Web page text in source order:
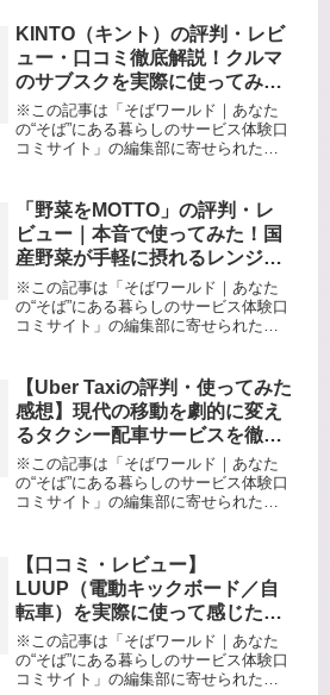
を！建設DXの本命「アンドパッド」を
リアル体験レビュー「伝達ミ...
KINTO（キント）の評判・レビ
ュー・口コミ徹底解説！クルマ
のサブスクを実際に使ってみた
率直な体験記
※この記事は「そばワールド｜あなた
の“そば”にある暮らしのサービス体験口
コミサイト」の編集部に寄せられた各
用意できない」「急な修理費や車検代
が心配で、車の維持費の計算がいつ...
「野菜をMOTTO」の評判・レ
ビュー｜本音で使ってみた！国
産野菜が手軽に摂れるレンジカ
ップスープの徹底口コミ
※この記事は「そばワールド｜あなた
の“そば”にある暮らしのサービス体験口
コミサイト」の編集部に寄せられた各
忙しさの悩みに届いた救世主「野菜を
MOTTO」毎日の食卓、「今日は...
【Uber Taxiの評判・使ってみた
感想】現代の移動を劇的に変え
るタクシー配車サービスを徹底
レビュー
※この記事は「そばワールド｜あなた
の“そば”にある暮らしのサービス体験口
コミサイト」の編集部に寄せられた各
がらない！」「終電を逃してしまい、
不安な夜道を歩くのは怖い…」そん...
【口コミ・レビュー】
LUUP（電動キックボード／自
転車）を実際に使って感じたリ
アルな評判とおすすめポイント
徹底解説！
※この記事は「そばワールド｜あなた
の“そば”にある暮らしのサービス体験口
コミサイト」の編集部に寄せられた各